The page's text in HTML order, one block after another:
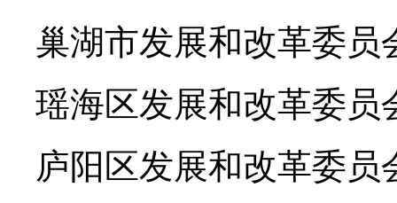
巢湖市发展和改革委
瑶海区发展和改革委
庐阳区发展和改革委